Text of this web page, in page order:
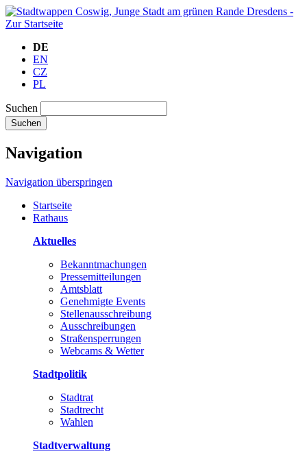
DE
EN
CZ
PL
Suchen
Suchen
Navigation
Navigation überspringen
Startseite
Rathaus
Aktuelles
Bekanntmachungen
Pressemitteilungen
Amtsblatt
Genehmigte Events
Stellenausschreibung
Ausschreibungen
Straßensperrungen
Webcams & Wetter
Stadtpolitik
Stadtrat
Stadtrecht
Wahlen
Stadtverwaltung